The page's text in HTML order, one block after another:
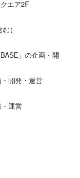
エア2F
）
」の企画・開
開発・運営
運営